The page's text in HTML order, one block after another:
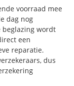
voorraad mee
dag nog
wordt
een
reparatie.
dus